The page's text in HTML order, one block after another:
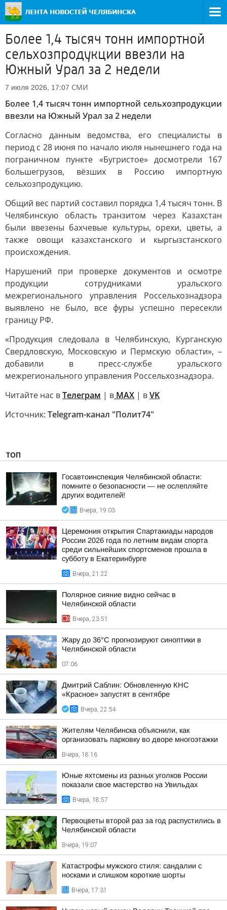
Более 1,4 тысяч тонн импортной
сельхозпродукции ввезли на
Южный Урал за 2 недели
7 июля 2026, 17:07 СМИ
Более 1,4 тысяч тонн импортной сельхозпродукции
ввезли на Южный Урал за 2 недели
Согласно данным ведомства, его специалисты в
период с 28 июня по начало июля нынешнего года на
пограничном пункте «Бугристое» досмотрели 167
большегрузов, вёзших в Россию импортную
сельхозпродукцию.
Общий вес партий составил порядка 1,4 тысяч тонн. В
Челябинскую область транзитом через Казахстан
были ввезены бахчевые культуры, орехи, цветы, а
также овощи казахстанского и кыргызстанского
происхождения.
Нарушений при проверке документов и осмотре
продукции сотрудниками уральского
межрегионального управления Россельхознадзора
выявлено не было, все фуры успешно пересекли
границу РФ.
«Продукция следовала в Челябинскую, Курганскую
Свердловскую, Московскую и Пермскую области», –
добавили в пресс-службе уральского
межрегионального управления Россельхознадзора.
Читайте нас вТелеграм | в MAX | вVK
Источник: Telegram-канал "Полит74"
ТОП
Госавтоинспекция Челябинской области:
помните о безопасности — не ослепляйте
других водителей!
Вчера, 19:03
Церемония открытия Спартакиады народов
России 2026 года по летним видам спорта
среди сильнейших спортсменов прошла в
субботу в Екатеринбурге
Вчера, 21:22
Полярное сияние видно сейчас в
Челябинской области
Вчера, 23:51
Жару до 36°С прогнозируют синоптики в
Челябинской области
07:06
Дмитрий Саблин: Обновленную КНС
«Красное» запустят в сентябре
Вчера, 22:54
Жителям Челябинска объяснили, как
организовать парковку во дворе многоэтажки
Вчера, 18:16
Юные яхтсмены из разных уголков России
показали свое мастерство на Увильдах
Вчера, 18:57
Первоцветы второй раз за год распустились в
Челябинской области
Вчера, 19:07
Катастрофы мужского стиля: сандалии с
носками и слишком короткие шорты
Вчера, 17:31